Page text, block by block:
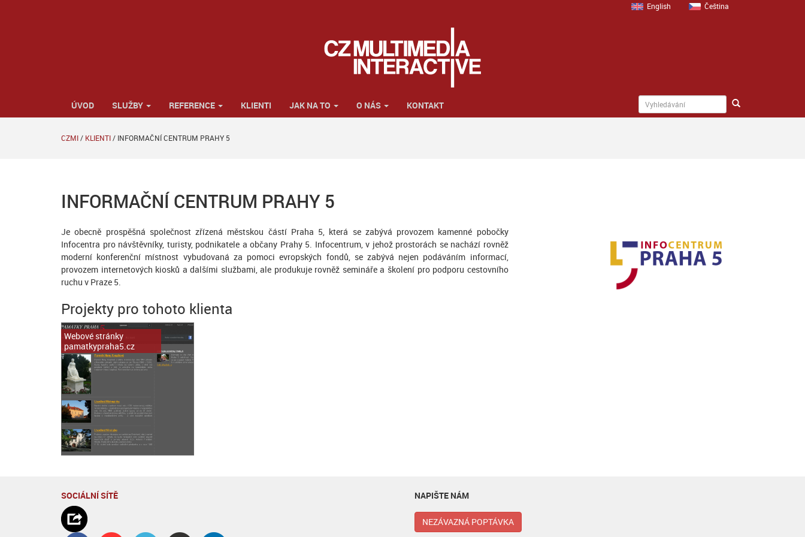
English Čeština
ÚVOD SLUŽBY REFERENCE KLIENTI JAK NA TO O NÁS KONTAKT
CZMI/ KLIENTI/ INFORMAČNÍ CENTRUM PRAHY 5
INFORMAČNÍ CENTRUM PRAHY 5
Je obecně prospěšná společnost zřízená městskou částí Praha 5, která se zabývá provozem kamenné pobočky
Infocentra pro návštěvníky, turisty, podnikatele a občany Prahy 5. Infocentrum, v jehož prostorách se nachází rovněž
moderní konferenční místnost vybudovaná za pomoci evropských fondů, se zabývá nejen podáváním informací,
provozem internetových kiosků a dalšími službami, ale produkuje rovněž semináře a školení pro podporu cestovního
ruchu v Praze 5.
Projekty pro tohoto klienta
Webové stránky
pamatkypraha5.cz
SOCIÁLNÍ SÍTĚ NAPIŠTE NÁM
NEZÁVAZNÁ POPTÁVKA